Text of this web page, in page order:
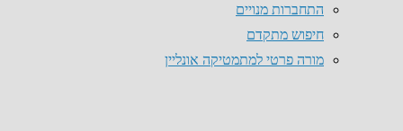
התחברות מנויים
חיפוש מתקדם
מורה פרטי למתמטיקה אונליין